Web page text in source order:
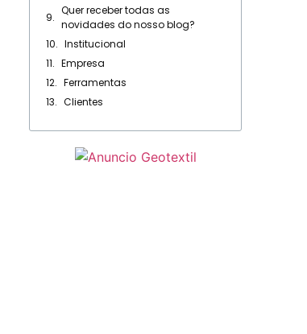
Quer receber todas as
novidades do nosso blog?
Institucional
Empresa
Ferramentas
Clientes